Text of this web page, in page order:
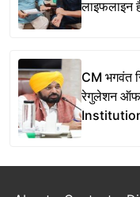
लाइफलाइन
CM भगवंत
रेगुलेशन